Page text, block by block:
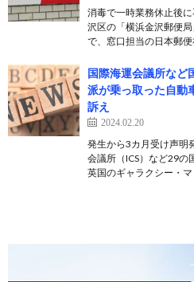
消毒で一時業務休止後
沢区の「横浜金沢郵便
で、窓口担当の日本郵
国際海運会議所など
派が乗っ取った自動
訴え
2024.02.20
発生から3カ月受け声明
会議所（ICS）など29
英国のギャラクシー・